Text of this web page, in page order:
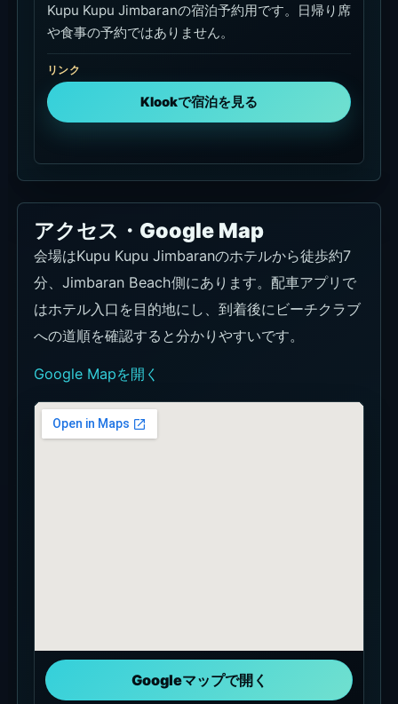
Kupu Kupu Jimbaranの宿泊予約用です。日帰り席
や食事の予約ではありません。
リンク
Klookで宿泊を見る
アクセス・Google Map
会場はKupu Kupu Jimbaranのホテルから徒歩約7
分、Jimbaran Beach側にあります。配車アプリで
はホテル入口を目的地にし、到着後にビーチクラブ
への道順を確認すると分かりやすいです。
Google Mapを開く
Googleマップで開く